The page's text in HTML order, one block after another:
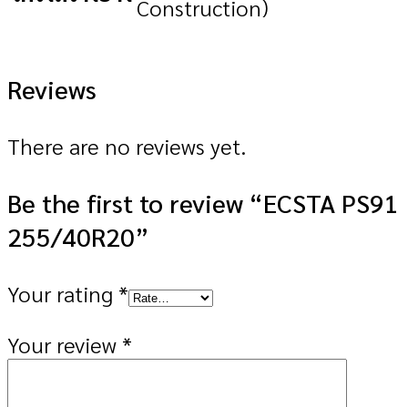
Construction)
Reviews
There are no reviews yet.
Be the first to review “ECSTA PS91
255/40R20”
Your rating *
Your review *